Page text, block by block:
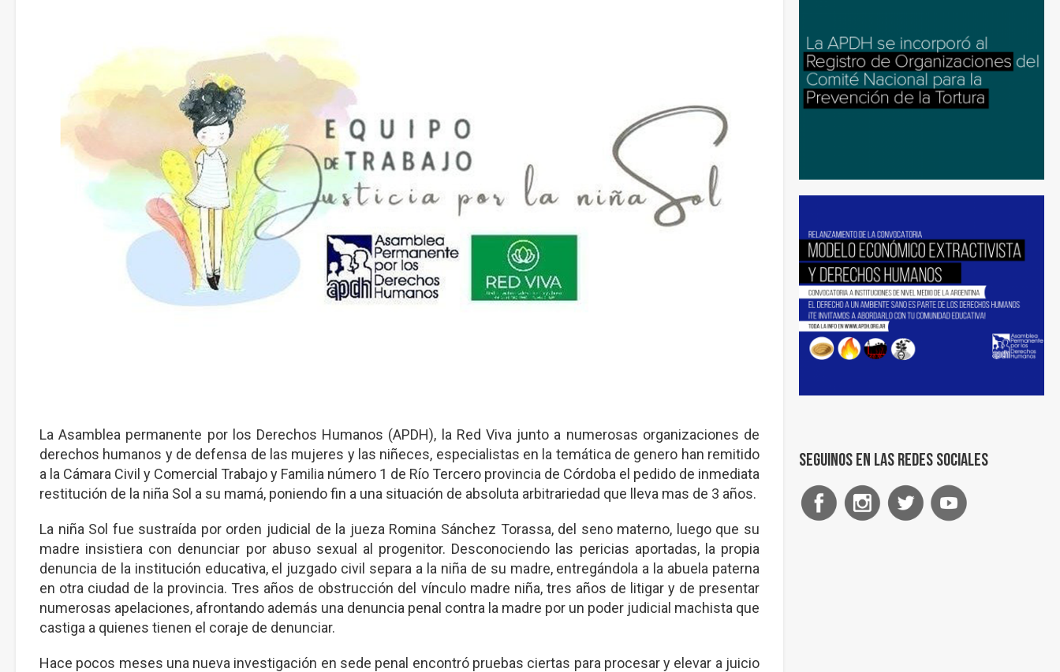
La Asamblea permanente por los Derechos Humanos (APDH), la Red Viva junto a numerosas organizaciones de
derechos humanos y de defensa de las mujeres y las niñeces, especialistas en la temática de genero han remitido
a la Cámara Civil y Comercial Trabajo y Familia número 1 de Río Tercero provincia de Córdoba el pedido de inmediata
restitución de la niña Sol a su mamá, poniendo fin a una situación de absoluta arbitrariedad que lleva mas de 3 años.
La niña Sol fue sustraída por orden judicial de la jueza Romina Sánchez Torassa, del seno materno, luego que su
madre insistiera con denunciar por abuso sexual al progenitor. Desconociendo las pericias aportadas, la propia
denuncia de la institución educativa, el juzgado civil separa a la niña de su madre, entregándola a la abuela paterna
en otra ciudad de la provincia. Tres años de obstrucción del vínculo madre niña, tres años de litigar y de presentar
numerosas apelaciones, afrontando además una denuncia penal contra la madre por un poder judicial machista que
castiga a quienes tienen el coraje de denunciar.
Hace pocos meses una nueva investigación en sede penal encontró pruebas ciertas para procesar y elevar a juicio
Seguinos en las redes sociales